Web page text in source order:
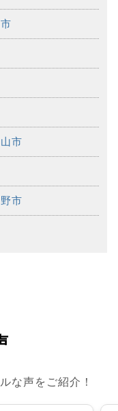
市
市
な声をご紹介！